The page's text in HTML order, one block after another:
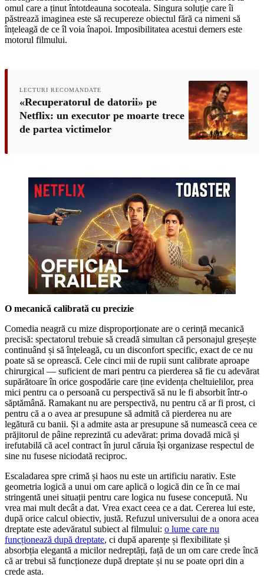
omul care a ținut întotdeauna socoteala. Singura soluție care îi
păstrează imaginea este să recupereze obiectul fără ca nimeni să
înțeleagă de ce îl voia înapoi. Imposibilitatea acestui demers este
motorul filmului.
LECTURI RECOMANDATE
«Recuperatorul de datorii» pe
Netflix: un executor pe moarte trece
de partea victimelor
O mecanică calibrată cu precizie
Comedia neagră cu mize disproporționate are o cerință mecanică
precisă: spectatorul trebuie să creadă simultan că personajul greșește
continuând și să înțeleagă, cu un disconfort specific, exact de ce nu
poate să se oprească. Cele cinci mii de rupii sunt calibrate aproape
chirurgical — suficient de mari pentru ca pierderea să fie cu adevărat
supărătoare în orice gospodărie care ține evidența cheltuielilor, prea
mici pentru ca o persoană cu perspectivă să nu le fi absorbit într-o
săptămână. Ramakant nu are perspectivă, nu pentru că ar fi prost, ci
pentru că a o avea ar presupune să admită că pierderea nu are
legătură cu banii. Și a admite asta ar presupune să numească ceea ce
prăjitorul de pâine reprezintă cu adevărat: prima dovadă mică și
irefutabilă că acel contract în jurul căruia își organizase respectul de
sine nu fusese niciodată reciproc.
Escaladarea spre crimă și haos nu este un artificiu narativ. Este
geometria logică a unui om care aplică o logică din ce în ce mai
stringentă unei situații pentru care logica nu fusese concepută. Nu
vrea mai mult decât a dat. Vrea exact ceea ce a dat. Cererea lui este,
după orice calcul obiectiv, justă. Refuzul universului de a onora acea
dreptate este adevăratul subiect al filmului: o lume care nu
funcționează după dreptate, ci după aparențe și flexibilitate și
absorbția elegantă a micilor nedreptăți, față de un om care crede încă
că ar trebui să funcționeze după dreptate și nu se poate opri din a
crede asta.